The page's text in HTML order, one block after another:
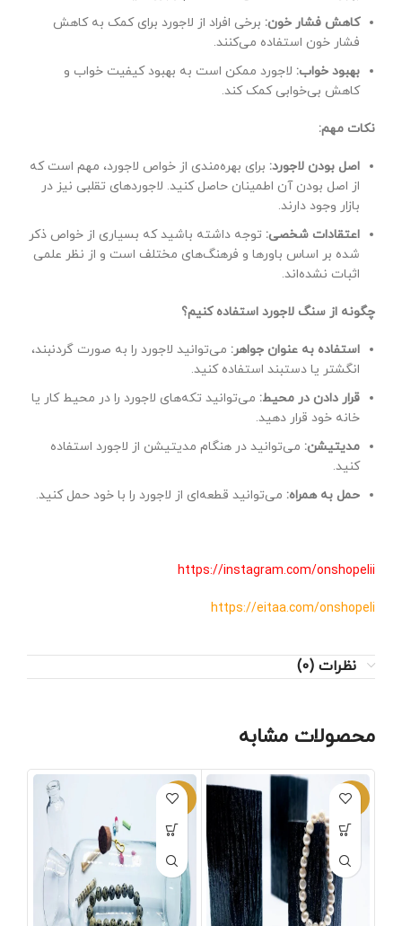
کاهش فشار خون: برخی افراد از لاجورد برای کمک به کاهش
فشار خون استفاده می‌کنند.
بهبود خواب: لاجورد ممکن است به بهبود کیفیت خواب و
کاهش بی‌خوابی کمک کند.
نکات مهم:
اصل بودن لاجورد: برای بهره‌مندی از خواص لاجورد، مهم است که
از اصل بودن آن اطمینان حاصل کنید. لاجوردهای تقلبی نیز در
بازار وجود دارند.
اعتقادات شخصی: توجه داشته باشید که بسیاری از خواص ذکر
شده بر اساس باورها و فرهنگ‌های مختلف است و از نظر علمی
اثبات نشده‌اند.
چگونه از سنگ لاجورد استفاده کنیم؟
استفاده به عنوان جواهر: می‌توانید لاجورد را به صورت گردنبند،
انگشتر یا دستبند استفاده کنید.
قرار دادن در محیط: می‌توانید تکه‌های لاجورد را در محیط کار یا
خانه خود قرار دهید.
مدیتیشن: می‌توانید در هنگام مدیتیشن از لاجورد استفاده
کنید.
حمل به همراه: می‌توانید قطعه‌ای از لاجورد را با خود حمل کنید.
https://instagram.com/onshopelii
https://eitaa.com/onshopeli
نظرات (0)
محصولات مشابه
-1%
-1%